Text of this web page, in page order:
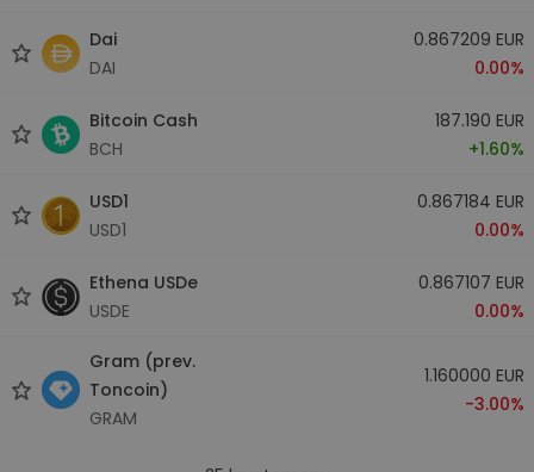
Dai
DAI
0.867209 EUR
0.00%
Bitcoin Cash
BCH
187.190 EUR
+1.60%
USD1
USD1
0.867184 EUR
0.00%
Ethena USDe
USDE
0.867107 EUR
0.00%
Gram (prev.
Toncoin)
GRAM
1.160000 EUR
-3.00%